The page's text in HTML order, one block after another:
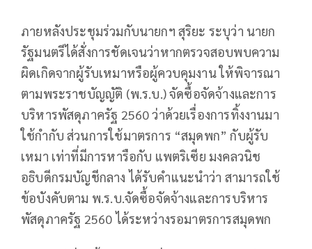
ภายหลังประชุมร่วมกับนายกฯ สุริยะ ระบุว่า นายก
รัฐมนตรีได้สั่งการชัดเจนว่าหากตรวจสอบพบความ
ผิดเกิดจากผู้รับเหมาหรือผู้ควบคุมงาน ให้พิจารณา
ตามพระราชบัญญัติ (พ.ร.บ.) จัดซื้อจัดจ้างและการ
บริหารพัสดุภาครัฐ 2560 ว่าด้วยเรื่องการทิ้งงานมา
ใช้กำกับ ส่วนการใช้มาตรการ “สมุดพก” กับผู้รับ
เหมา เท่าที่มีการหารือกับ แพตริเซีย มงคลวนิช
อธิบดีกรมบัญชีกลาง ได้รับคำแนะนำว่า สามารถใช้
ข้อบังคับตาม พ.ร.บ.จัดซื้อจัดจ้างและการบริหาร
พัสดุภาครัฐ 2560 ได้ระหว่างรอมาตรการสมุดพก